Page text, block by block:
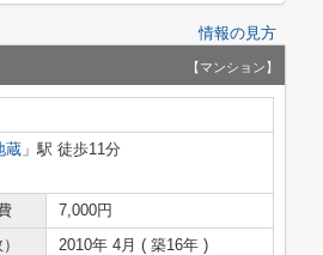
情報の見方
【マンション】
蔵 」駅 徒歩11分
7,000円
2010年 4月 ( 築16年 )